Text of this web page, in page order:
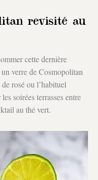
revisité au
cette dernière
verre de Cosmopolitan
rosé ou l’habituel
soirées terrasses entre
au thé vert.